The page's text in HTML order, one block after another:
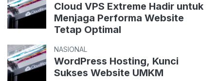
Cloud VPS Extreme Hadir untuk
Menjaga Performa Website
Tetap Optimal
NASIONAL
WordPress Hosting, Kunci
Sukses Website UMKM